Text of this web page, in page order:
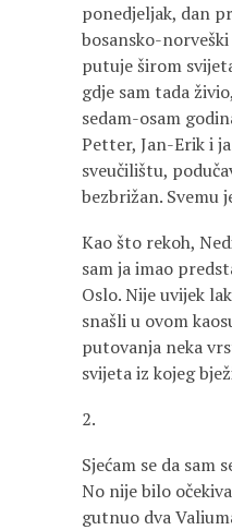
ponedjeljak, dan
bosansko-
putuje širom
gdje sam tada
sedam-osam
Petter, Jan-Erik i
sveučilištu,
bezbrižan. Svemu
Kao što rekoh,
sam ja imao
Oslo. Nije uvijek
snašli u ovom
putovanja neka
svijeta iz kojeg
2.
Sjećam se da
No nije bilo
gutnuo dva